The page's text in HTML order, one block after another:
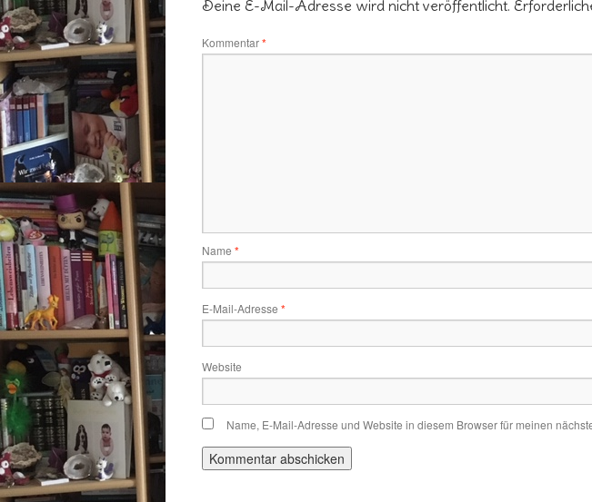
Deine E-Mail-Adresse wird nicht veröffentlicht.
Kommentar*
Name *
E-Mail-Adresse *
Website
Name, E-Mail-Adresse und Website in diesem Browser für meinen